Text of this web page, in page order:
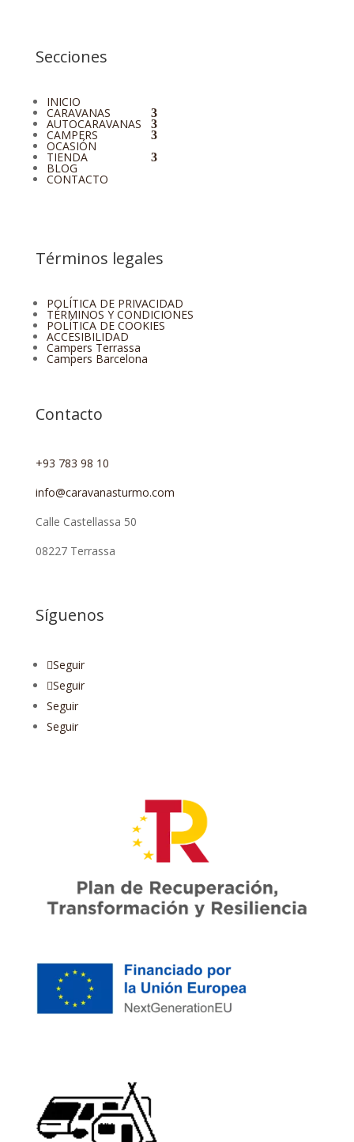
Secciones
INICIO
CARAVANAS
AUTOCARAVANAS
CAMPERS
OCASIÓN
TIENDA
BLOG
CONTACTO
Términos legales
POLÍTICA DE PRIVACIDAD
TÉRMINOS Y CONDICIONES
POLÍTICA DE COOKIES
ACCESIBILIDAD
Campers Terrassa
Campers Barcelona
Contacto
+93 783 98 10
info@caravanasturmo.com
Calle Castellassa 50
08227 Terrassa
Síguenos
Seguir
Seguir
Seguir
Seguir